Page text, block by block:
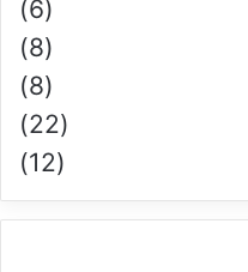
(6)
(8)
(8)
(22)
(12)